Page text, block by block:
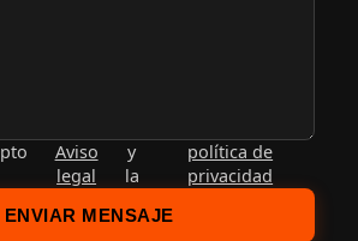
Aviso
legal
y
la
política de
privacidad
ENVIAR MENSAJE